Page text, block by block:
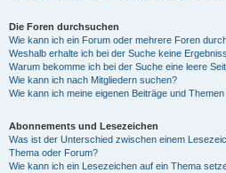
Die Foren durchsuchen
Wie kann ich ein Forum oder mehrere Foren
Weshalb erhalte ich bei der Suche keine
Warum bekomme ich bei der Suche eine leere
Wie kann ich nach Mitgliedern suchen?
Wie kann ich meine eigenen Beiträge und
Abonnements und Lesezeichen
Was ist der Unterschied zwischen einem
Thema oder Forum?
Wie kann ich ein Lesezeichen auf ein Thema